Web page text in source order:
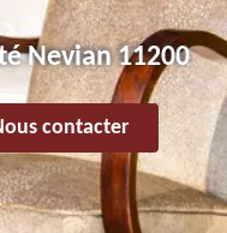
Nevian 11200
contacter